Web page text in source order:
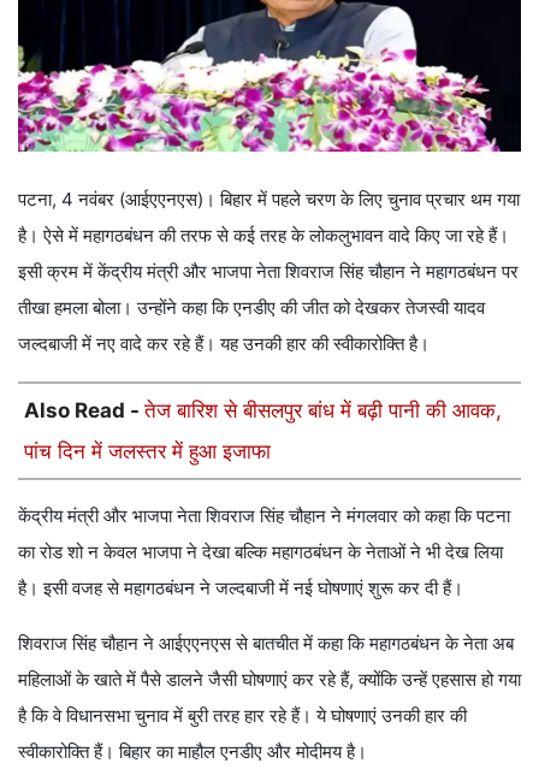
पटना, 4 नवंबर (आईएएनएस)। बिहार में पहले चरण के लिए चुनाव प्रचार थम गया
है। ऐसे में महागठबंधन की तरफ से कई तरह के लोकलुभावन वादे किए जा रहे हैं।
इसी क्रम में केंद्रीय मंत्री और भाजपा नेता शिवराज सिंह चौहान ने महागठबंधन पर
तीखा हमला बोला। उन्‍होंने कहा कि एनडीए की जीत को देखकर तेजस्‍वी यादव
जल्दबाजी में नए वादे कर रहे हैं। यह उनकी हार की स्वीकारोक्ति है।
Also Read -तेज बारिश से बीसलपुर बांध में बढ़ी पानी की आवक,
पांच दिन में जलस्तर में हुआ इजाफा
केंद्रीय मंत्री और भाजपा नेता शिवराज सिंह चौहान ने मंगलवार को कहा कि पटना
का रोड शो न केवल भाजपा ने देखा बल्कि महागठबंधन के नेताओं ने भी देख लिया
है। इसी वजह से महागठबंधन ने जल्दबाजी में नई घोषणाएं शुरू कर दी हैं।
शिवराज सिंह चौहान ने आईएएनएस से बातचीत में कहा कि महागठबंधन के नेता अब
महिलाओं के खाते में पैसे डालने जैसी घोषणाएं कर रहे हैं, क्योंकि उन्हें एहसास हो गया
है कि वे विधानसभा चुनाव में बुरी तरह हार रहे हैं। ये घोषणाएं उनकी हार की
स्वीकारोक्ति हैं। बिहार का माहौल एनडीए और मोदीमय है।